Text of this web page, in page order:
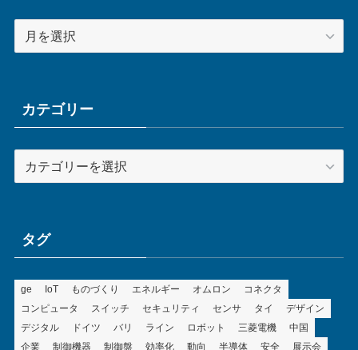
ー
ブカテゴリー
テ
ータグ
ge IoT ものづくり エネルギー オムロン
コネクタ
コンピュータ
スイッチ セキュリティ センサ タイ
デザイン
デジタル
ドイツ バリ ライン ロボット 三菱電機
中国
企業
制御機器 制御盤 効率化 動向 半導体 安全 展示会